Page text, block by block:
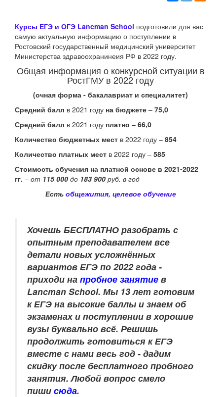
Курсы ЕГЭ и ОГЭ Lancman School подготовили для вас
самую актуальную информацию о поступлении в
Ростовский государственный медицинский университет
Министерства здравоохранинеия РФ в 2022 году.
Общая информация о конкурсной ситуации в
РостГМУ в 2022 году
(очная форма - бакалавриат и специалитет)
Средний балл в 2021 году на бюджете – 75,0
Средний балл в 2021 году платно – 66,0
Количество бюджетных мест в 2022 году – 854
Количество платных мест в 2022 году – 585
Стоимость обучения на платной основе в 2021-2022
гг. – от 115 000 до 183 900 руб. в год
Есть общежития, целевое обучение
Хочешь БЕСПЛАТНО разобрать с
опытным преподавателем все
детали новых усложнённых
вариантов ЕГЭ по 2022 года -
приходи на пробное занятие в
Lancman School. Мы 13 лет готовим
к ЕГЭ на высокие баллы и знаем об
экзаменах и поступлении в хорошие
вузы буквально всё. Решишь
продолжить готовиться к ЕГЭ
вместе с нами весь год - дадим
скидку после бесплатного пробного
занятия. Любой вопрос смело
пиши сюда.